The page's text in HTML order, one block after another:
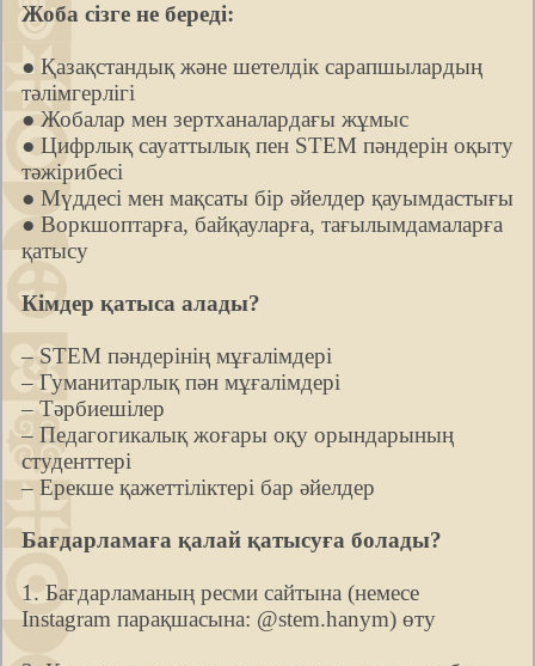
Жоба сізге не береді:
● Қазақстандық және шетелдік сарапшылардың
тәлімгерлігі
● Жобалар мен зертханалардағы жұмыс
● Цифрлық сауаттылық пен STEM пәндерін оқыту
тәжірибесі
● Мүддесі мен мақсаты бір әйелдер қауымдастығы
● Воркшоптарға, байқауларға, тағылымдамаларға
қатысу
Кімдер қатыса алады?
– STEM пәндерінің мұғалімдері
– Гуманитарлық пән мұғалімдері
– Тәрбиешілер
– Педагогикалық жоғары оқу орындарының
студенттері
– Ерекше қажеттіліктері бар әйелдер
Бағдарламаға қалай қатысуға болады?
1. Бағдарламаның ресми сайтына (немесе
Instagram парақшасына: @stem.hanym) өту